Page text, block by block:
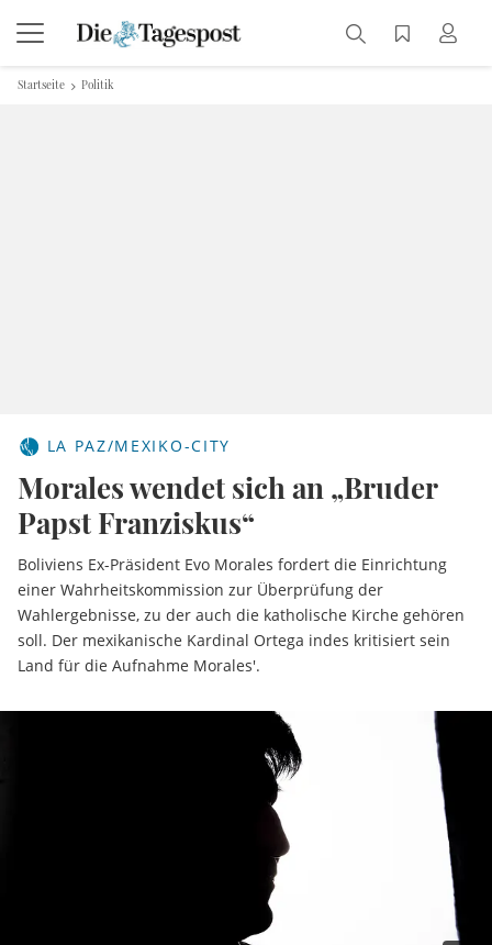
Startseite Politik
LA PAZ/MEXIKO-CITY
Morales wendet sich an „Bruder
Papst Franziskus“
Boliviens Ex-Präsident Evo Morales fordert die Einrichtung
einer Wahrheitskommission zur Überprüfung der
Wahlergebnisse, zu der auch die katholische Kirche gehören
soll. Der mexikanische Kardinal Ortega indes kritisiert sein
Land für die Aufnahme Morales'.